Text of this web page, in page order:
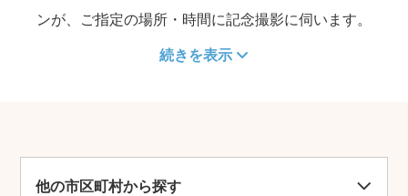
ンが、ご指定の場所・時間に記念撮影に伺います。
続きを表示
他の市区町村から探す